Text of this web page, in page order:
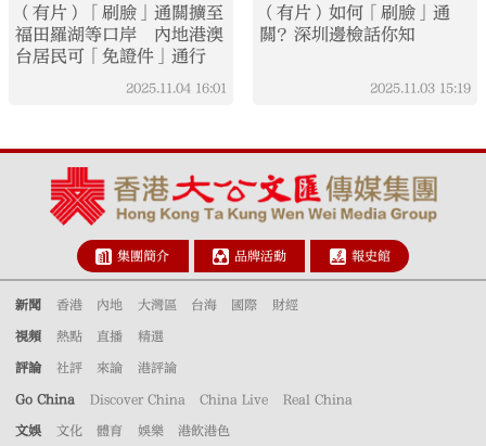
（有片）「刷臉」通關擴至
福田羅湖等口岸 內地港澳
台居民可「免證件」通行
2025.11.04 16:01
（有片）如何「刷臉」通
關？深圳邊檢話你知
2025.11.03 15:19
集團簡介 品牌活動 報史館
新聞 香港 內地 大灣區 台海 國際 財經
視頻 熱點 直播 精選
評論 社評 來論 港評論
Go China Discover China China Live Real China
文娛 文化 體育 娛樂 港飲港色